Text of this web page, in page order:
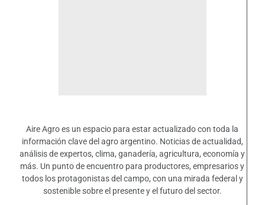
Aire Agro es un espacio para estar actualizado con toda la
información clave del agro argentino. Noticias de actualidad,
análisis de expertos, clima, ganadería, agricultura, economía y
más. Un punto de encuentro para productores, empresarios y
todos los protagonistas del campo, con una mirada federal y
sostenible sobre el presente y el futuro del sector.